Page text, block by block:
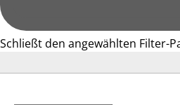
Schließt den angewählten Filter-